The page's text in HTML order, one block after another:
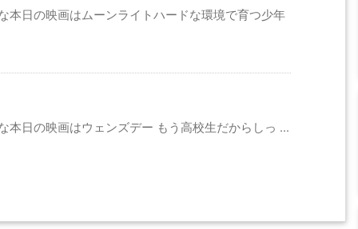
日の映画はムーンライトハードな環境で育つ少年
本日の映画はウェンズデー もう高校生だからしっ ...